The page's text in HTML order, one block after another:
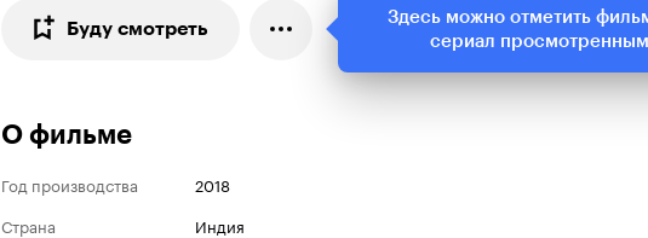
Буду смотреть
О фильме
Год производства
2018
Страна
Индия
Здесь можно отметить
сериал просмотренным